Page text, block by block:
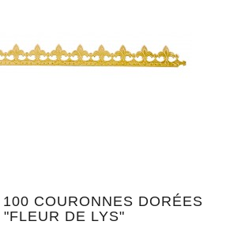
COURONNES DORÉES
"FLEUR DE LYS"